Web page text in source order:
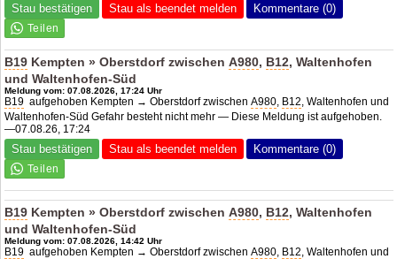
Stau bestätigen Stau als beendet melden Kommentare (0)
B19 Kempten » Oberstdorf zwischenA980, B12, Waltenhofen
und Waltenhofen-Süd
Meldung vom: 07.08.2026, 17:24 Uhr
B19 aufgehoben Kempten → Oberstdorf zwischenA980, B12, Waltenhofen und
Waltenhofen-Süd Gefahr besteht nicht mehr — Diese Meldung ist aufgehoben.
—07.08.26, 17:24
Stau bestätigen Stau als beendet melden Kommentare (0)
B19 Kempten » Oberstdorf zwischenA980, B12, Waltenhofen
und Waltenhofen-Süd
Meldung vom: 07.08.2026, 14:42 Uhr
B19 aufgehoben Kempten → Oberstdorf zwischenA980, B12, Waltenhofen und